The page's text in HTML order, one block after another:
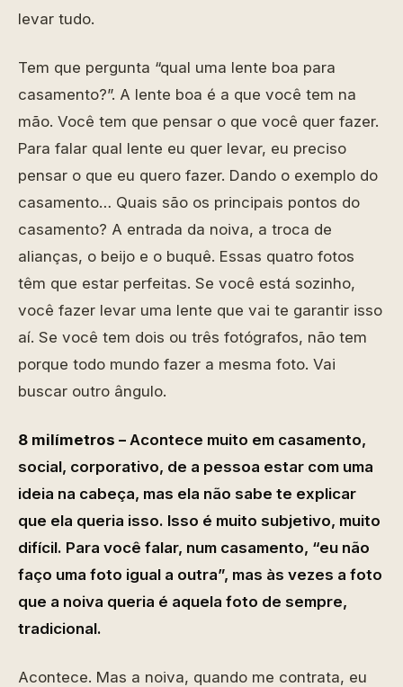
levar tudo.
Tem que pergunta “qual uma lente boa para
casamento?”. A lente boa é a que você tem na
mão. Você tem que pensar o que você quer fazer.
Para falar qual lente eu quer levar, eu preciso
pensar o que eu quero fazer. Dando o exemplo do
casamento… Quais são os principais pontos do
casamento? A entrada da noiva, a troca de
alianças, o beijo e o buquê. Essas quatro fotos
têm que estar perfeitas. Se você está sozinho,
você fazer levar uma lente que vai te garantir isso
aí. Se você tem dois ou três fotógrafos, não tem
porque todo mundo fazer a mesma foto. Vai
buscar outro ângulo.
8 milímetros – Acontece muito em casamento,
social, corporativo, de a pessoa estar com uma
ideia na cabeça, mas ela não sabe te explicar
que ela queria isso. Isso é muito subjetivo, muito
difícil. Para você falar, num casamento, “eu não
faço uma foto igual a outra”, mas às vezes a foto
que a noiva queria é aquela foto de sempre,
tradicional.
Acontece. Mas a noiva, quando me contrata, eu